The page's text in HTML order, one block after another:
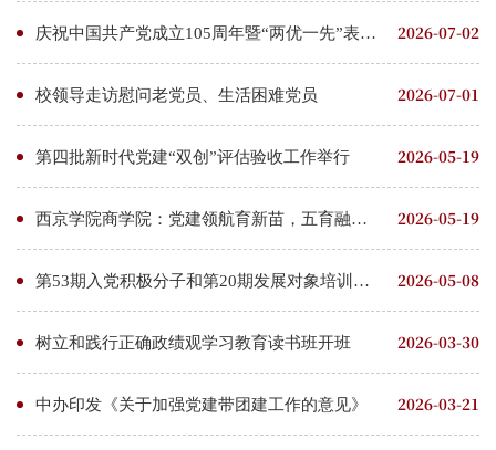
2026-07-02
庆祝中国共产党成立105周年暨“两优一先”表彰大会举行
2026-07-01
校领导走访慰问老党员、生活困难党员
2026-05-19
第四批新时代党建“双创”评估验收工作举行
2026-05-19
西京学院商学院：党建领航育新苗，五育融通铸品格
2026-05-08
第53期入党积极分子和第20期发展对象培训完成
2026-03-30
树立和践行正确政绩观学习教育读书班开班
2026-03-21
中办印发《关于加强党建带团建工作的意见》